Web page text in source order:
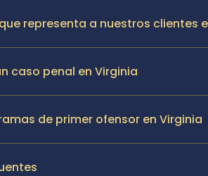
representa a nuestros clientes
caso penal en Virginia
de primer ofensor en Virginia